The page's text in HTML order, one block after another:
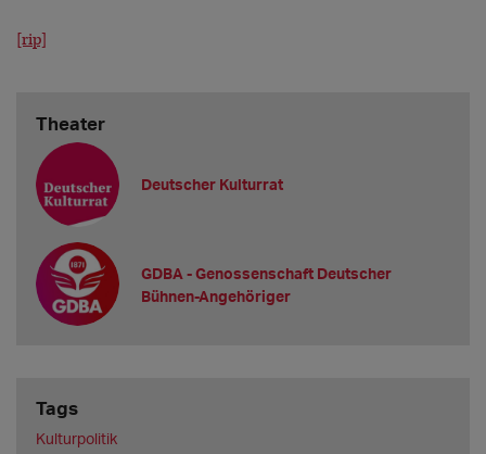
[rip]
Theater
Deutscher Kulturrat
GDBA - Genossenschaft Deutscher
Bühnen-Angehöriger
Tags
Kulturpolitik